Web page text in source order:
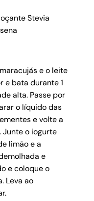
Stevia
e o leite
e bata durante 1
alta. Passe por
o líquido das
e volte a
o iogurte
limão e a
e
e coloque o
Leva ao